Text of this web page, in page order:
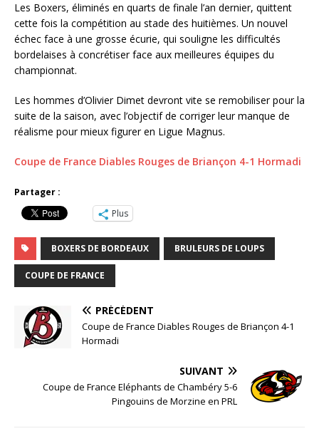
Les Boxers, éliminés en quarts de finale l’an dernier, quittent
cette fois la compétition au stade des huitièmes. Un nouvel
échec face à une grosse écurie, qui souligne les difficultés
bordelaises à concrétiser face aux meilleures équipes du
championnat.
Les hommes d’Olivier Dimet devront vite se remobiliser pour la
suite de la saison, avec l’objectif de corriger leur manque de
réalisme pour mieux figurer en Ligue Magnus.
Coupe de France Diables Rouges de Briançon 4-1 Hormadi
Partager :
Plus
BOXERS DE BORDEAUX BRULEURS DE LOUPS
COUPE DE FRANCE
PRÉCÉDENT
Coupe de France Diables Rouges de Briançon 4-1
Hormadi
SUIVANT
Coupe de France Eléphants de Chambéry 5-6
Pingouins de Morzine en PRL